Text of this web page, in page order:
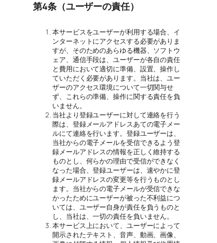
第4条（ユーザーの責任）
本サービスをユーザーが利用する場合、イ
ンターネットにアクセスする必要がありま
すが、そのためのあらゆる機器、ソフトウ
ェア、通信手段は、ユーザーが各自の責任
と費用において適切に準備、設置、操作し
ていただく必要があります。当社は、ユー
ザーのアクセス環境について一切関与せ
ず、これらの準備、操作に関する責任を負
いません。
当社より登録ユーザーに対して連絡を行う
際は、登録メールアドレスあての電子メー
ルにて連絡を行います。登録ユーザーは、
当社からの電子メールを受信できるよう登
録メールアドレスの情報を正しく維持する
ものとし、何らかの理由で受信ができなく
なった場合、登録ユーザーは、速やかに登
録メールアドレスの変更等を行うものとし
ます。当社からの電子メールが受信できな
かったためにユーザーが被った不利益につ
いては、ユーザー自身が責任を負うものと
し、当社は、一切の責任を負いません。
本サービス上において、ユーザーによって
開示されたテキスト、音声、動画、画像、